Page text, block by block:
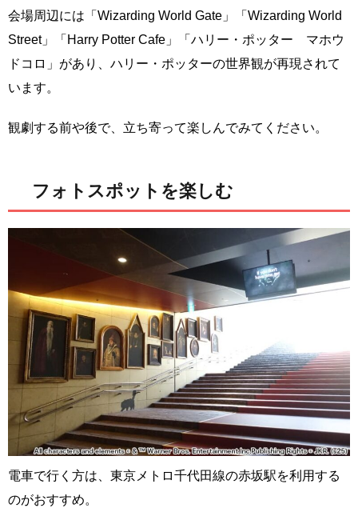
会場周辺には「Wizarding World Gate」「Wizarding World
Street」「Harry Potter Cafe」「ハリー・ポッター マホウ
ドコロ」があり、ハリー・ポッターの世界観が再現されて
います。
観劇する前や後で、立ち寄って楽しんでみてください。
フォトスポットを楽しむ
電車で行く方は、東京メトロ千代田線の赤坂駅を利用する
のがおすすめ。